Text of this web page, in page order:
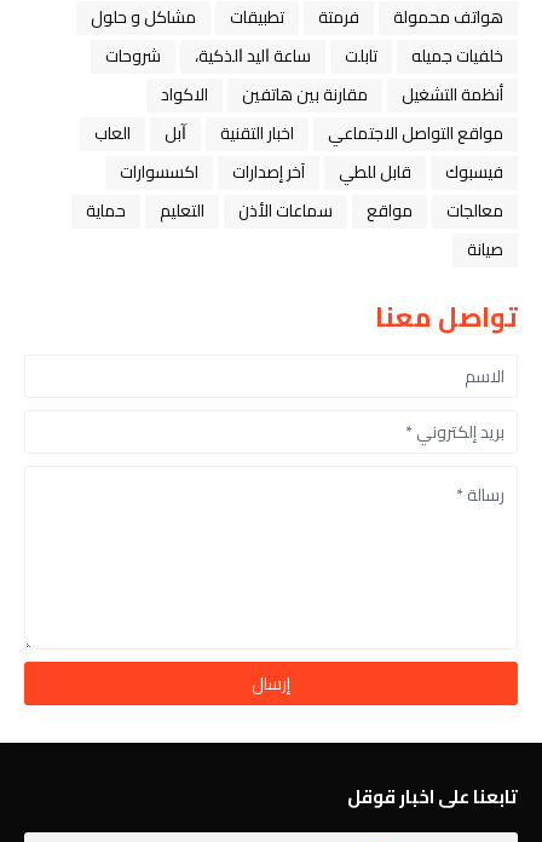
هواتف محمولة فرمتة تطبيقات
مشاكل و حلول
خلفيات جميله
تابلت ﺳﺎﻋﺔ ﺍﻟﻴﺪ ﺍﻟﺬﻛﻴﺔ،
شروحات
أنظمة التشغيل
مقارنة بين هاتفين
الاكواد
مواقع التواصل الاجتماعي
اخبار التقنية ﺁﺑﻞ
العاب
فيسبوك
قابل للطي آخر إصدارات
اكسسوارات
معالجات
مواقع سماعات الأذن التعليم
حماية
صيانة
تواصل معنا
تابعنا على اخبار قوقل